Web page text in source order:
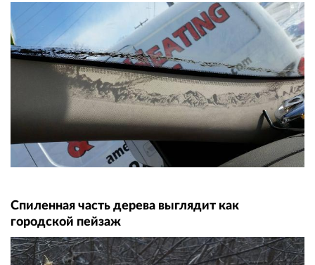
Спиленная часть дерева выглядит как
городской пейзаж